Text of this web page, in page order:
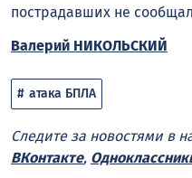
пострадавших не
Валерий НИКОЛЬСКИЙ
атака БПЛА
Следите за новостями в
ВКонтакте,